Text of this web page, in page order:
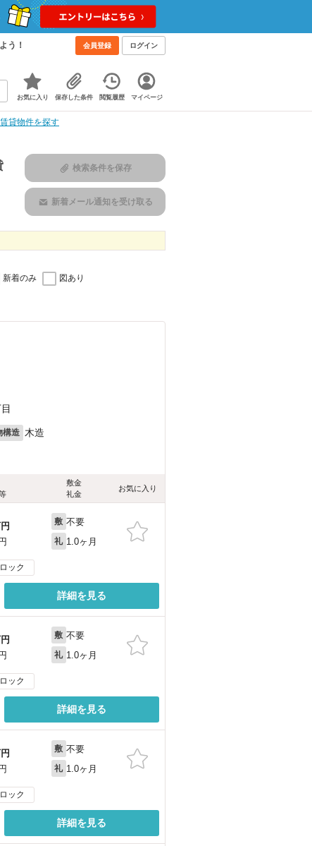
う！ 会員登録 ログイン
お気に入り 保存した条件 閲覧履歴 マイページ
貸物件を探す
検索条件を保存
新着メール通知を受け取る
新着のみ 図あり
構造 木造
敷金
礼金
お気に入り
敷 不要
礼 1.0ヶ月
ック
詳細を見る
敷 不要
礼 1.0ヶ月
ック
詳細を見る
敷 不要
礼 1.0ヶ月
ック
詳細を見る